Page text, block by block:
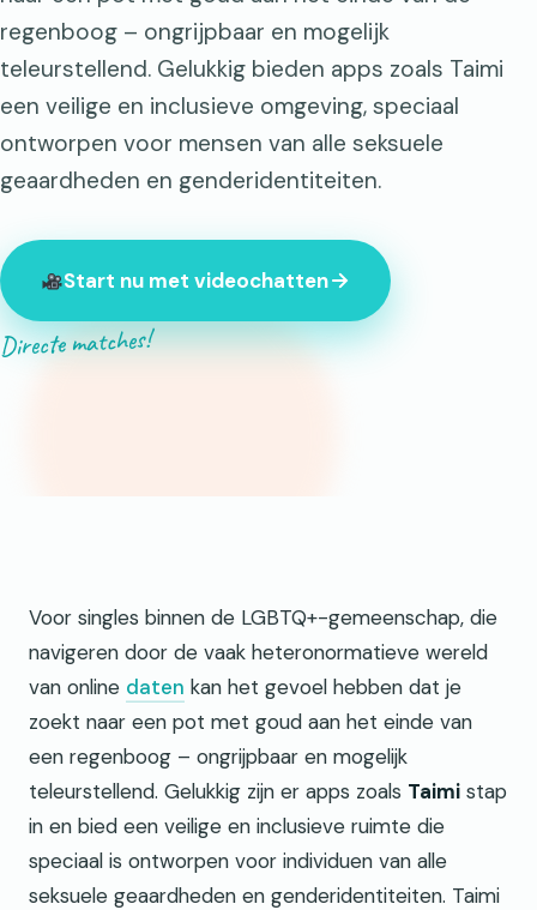
regenboog – ongrijpbaar en mogelijk
teleurstellend. Gelukkig bieden apps zoals Taimi
een veilige en inclusieve omgeving, speciaal
ontworpen voor mensen van alle seksuele
geaardheden en genderidentiteiten.
Start nu met videochatten
Directe matches!
Voor singles binnen de LGBTQ+-gemeenschap, die
navigeren door de vaak heteronormatieve wereld
van online daten kan het gevoel hebben dat je
zoekt naar een pot met goud aan het einde van
een regenboog – ongrijpbaar en mogelijk
teleurstellend. Gelukkig zijn er apps zoals Taimi stap
in en bied een veilige en inclusieve ruimte die
speciaal is ontworpen voor individuen van alle
seksuele geaardheden en genderidentiteiten. Taimi